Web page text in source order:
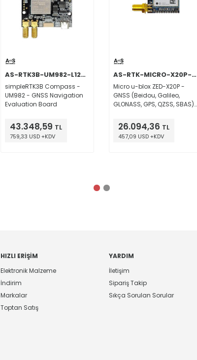
AS-RTK3B-UM982-L125-NH
simpleRTK3B Compass -
UM982 - GNSS Navigation
Evaluation Board
43.348,59 TL
759,33 USD +KDV
AS-RTK-MICRO-X20P-SMATH
Micro u-blox ZED-X20P -
GNSS (Beidou, Galileo,
GLONASS, GPS, QZSS, SBAS)
Board
26.094,36 TL
457,09 USD +KDV
HIZLI ERIŞIM
Elektronik Malzeme
İndirim
Markalar
Toptan Satış
YARDIM
İletişim
Sipariş Takip
Sıkça Sorulan Sorular